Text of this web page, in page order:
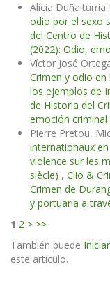
Alicia Duñaiturria
odio por el sexo
del Centro de
(2022): Odio,
Víctor José
Crimen y odio en
los ejemplos de
de Historia del
emoción
Pierre Pretou,
internationaux
violence sur les
siècle) , Clio &
Crimen de
y portuaria a
1 2 > >>
También puede
este artículo.